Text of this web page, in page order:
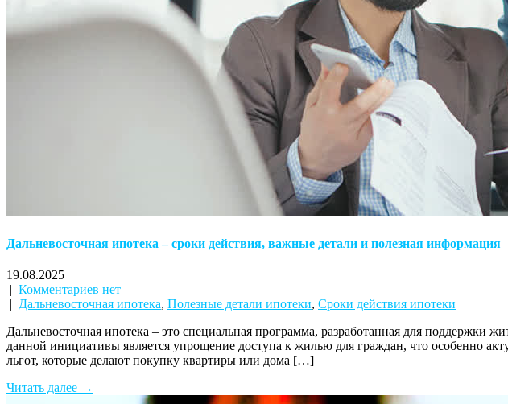
Дальневосточная ипотека – сроки действия, важные детали и полезная информация
19.08.2025
| Комментариев нет
| Дальневосточная ипотека, Полезные детали ипотеки, Сроки действия ипотеки
Дальневосточная ипотека – это специальная программа, разработанная для
данной инициативы является упрощение доступа к жилью для граждан, что особенно
льгот, которые делают покупку квартиры или дома […]
Читать далее →